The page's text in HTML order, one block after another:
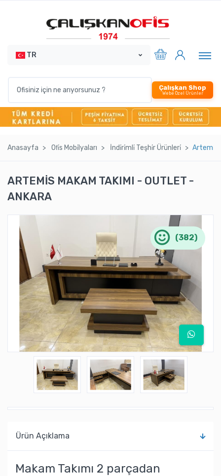
TR
Çalışkan Shop
Webe Özel Ürünler
Anasayfa Ofi̇s Mobi̇lyaları İndi̇ri̇mli̇ Teşhi̇r Ürünleri̇ Artemi̇s
ARTEMİS MAKAM TAKIMI - OUTLET -
ANKARA
(382)
Ürün Açıklama
Makam Takımı 2 parçadan